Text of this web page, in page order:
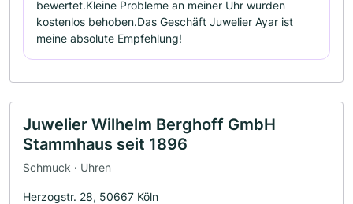
bewertet.Kleine Probleme an meiner Uhr wurden
kostenlos behoben.Das Geschäft Juwelier Ayar ist
meine absolute Empfehlung!
Juwelier Wilhelm Berghoff GmbH
Stammhaus seit 1896
Schmuck · Uhren
Herzogstr. 28, 50667 Köln